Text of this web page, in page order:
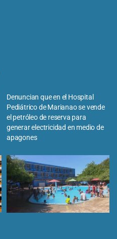
Denuncian que en el Hospital
Pediátrico de Marianao se vende
el petróleo de reserva para
generar electricidad en medio de
apagones